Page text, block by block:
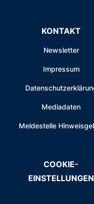
KONTAKT
Newsletter
Impressum
Mediadaten
Meldestelle
COOKIE-
EINSTELLUNGEN